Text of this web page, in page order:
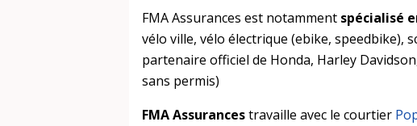
FMA Assurances est notamment spécialisé
vélo ville, vélo électrique (ebike, speedbike),
partenaire officiel de Honda, Harley
sans permis)
FMA Assurancestravaille avec le courtier